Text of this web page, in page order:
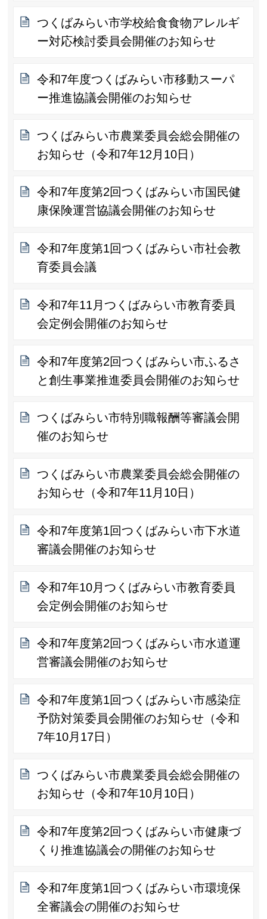
つくばみらい市学校給食食物アレルギ
ー対応検討委員会開催のお知らせ
令和7年度つくばみらい市移動スーパ
ー推進協議会開催のお知らせ
つくばみらい市農業委員会総会開催の
お知らせ（令和7年12月10日）
令和7年度第2回つくばみらい市国民健
康保険運営協議会開催のお知らせ
令和7年度第1回つくばみらい市社会教
育委員会議
令和7年11月つくばみらい市教育委員
会定例会開催のお知らせ
令和7年度第2回つくばみらい市ふるさ
と創生事業推進委員会開催のお知らせ
つくばみらい市特別職報酬等審議会開
催のお知らせ
つくばみらい市農業委員会総会開催の
お知らせ（令和7年11月10日）
令和7年度第1回つくばみらい市下水道
審議会開催のお知らせ
令和7年10月つくばみらい市教育委員
会定例会開催のお知らせ
令和7年度第2回つくばみらい市水道運
営審議会開催のお知らせ
令和7年度第1回つくばみらい市感染症
予防対策委員会開催のお知らせ（令和
7年10月17日）
つくばみらい市農業委員会総会開催の
お知らせ（令和7年10月10日）
令和7年度第2回つくばみらい市健康づ
くり推進協議会の開催のお知らせ
令和7年度第1回つくばみらい市環境保
全審議会の開催のお知らせ